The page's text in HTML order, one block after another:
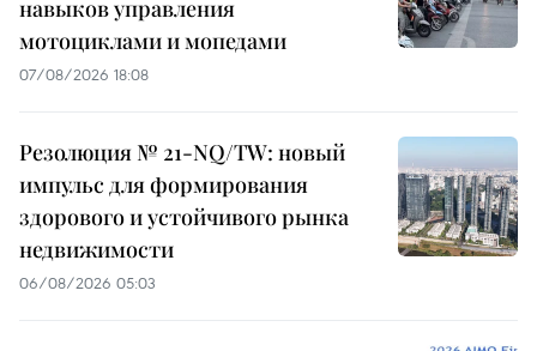
навыков управления
мотоциклами и мопедами
07/08/2026 18:08
Резолюция № 21-NQ/TW: новый
импульс для формирования
здорового и устойчивого рынка
недвижимости
06/08/2026 05:03